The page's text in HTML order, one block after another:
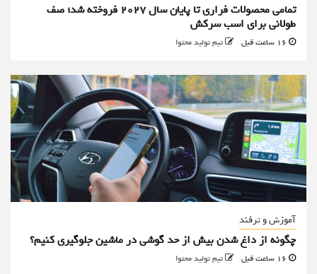
تمامی محصولات فراری تا پایان سال ۲۰۲۷ فروخته شد؛ صف
طولانی برای اسب سرکش
تیم تولید محتوا
آموزش و ترفند
چگونه از داغ شدن بیش از حد گوشی در ماشین جلوگیری کنیم؟
تیم تولید محتوا